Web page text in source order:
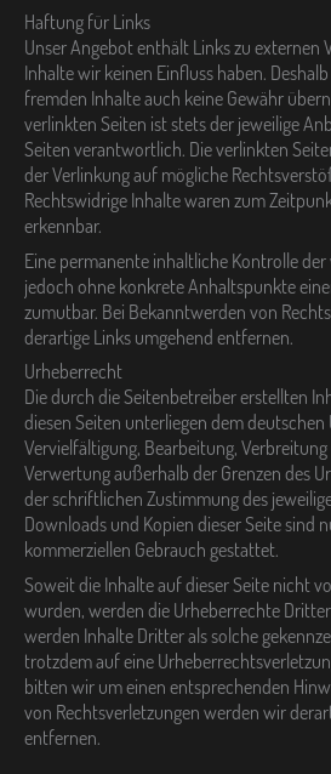
Haftung für Links
Unser Angebot enthält Links zu externen
Inhalte wir keinen Einfluss haben.
fremden Inhalte auch keine Gewähr
verlinkten Seiten ist stets der jeweilige
Seiten verantwortlich. Die verlinkten
der Verlinkung auf mögliche
Rechtswidrige Inhalte waren zum
erkennbar.
Eine permanente inhaltliche Kontrolle
jedoch ohne konkrete Anhaltspunkte
zumutbar. Bei Bekanntwerden von
derartige Links umgehend entfernen.
Urheberrecht
Die durch die Seitenbetreiber erstellten
diesen Seiten unterliegen dem deutschen
Vervielfältigung, Bearbeitung,
Verwertung außerhalb der Grenzen des
der schriftlichen Zustimmung des
Downloads und Kopien dieser Seite sind
kommerziellen Gebrauch gestattet.
Soweit die Inhalte auf dieser Seite nicht
wurden, werden die Urheberrechte
werden Inhalte Dritter als solche
trotzdem auf eine
bitten wir um einen entsprechenden
von Rechtsverletzungen werden wir
entfernen.